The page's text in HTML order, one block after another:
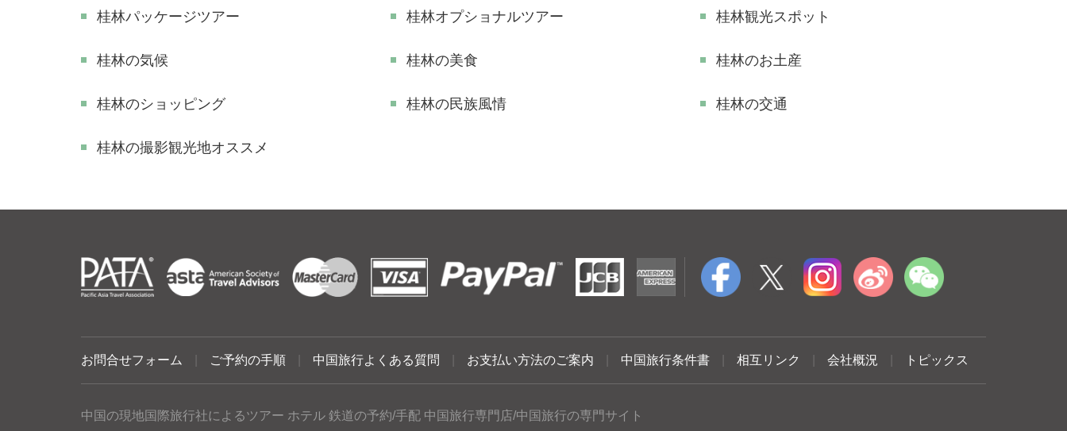
桂林パッケージツアー 桂林オプショナルツアー 桂林観光スポット
桂林の気候 桂林の美食 桂林のお土産
桂林のショッピング 桂林の民族風情 桂林の交通
​桂林の撮影観光地オススメ
お問合せフォーム ご予約の手順 中国旅行よくある質問 お支払い方法のご案内 中国旅行条件書 相互リンク 会社概況 トピックス
中国の現地国際旅行社によるツアー ホテル 鉄道の予約/手配 中国旅行専門店/中国旅行の専門サイト